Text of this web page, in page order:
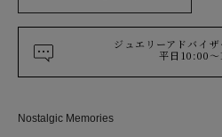
ジュエリーアドバイ
平日10:00～
Nostalgic Memories